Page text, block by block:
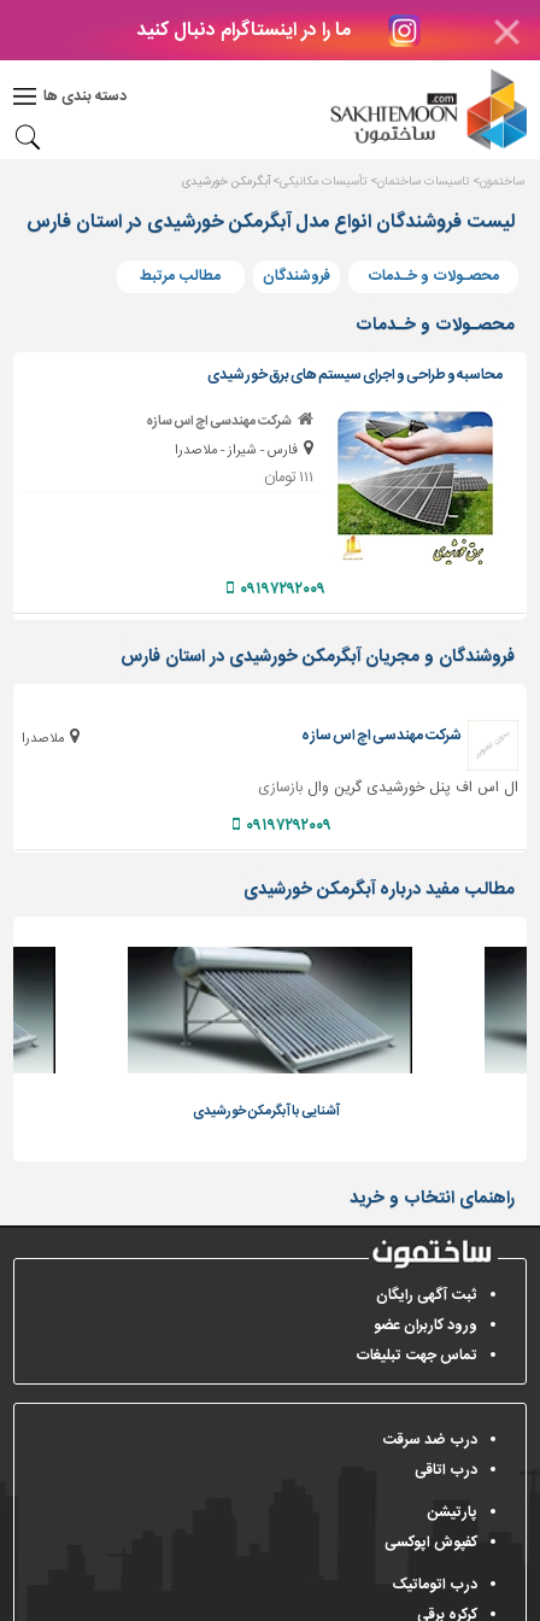
ما را در اینستاگرام دنبال کنید
دسته بندی ها
دکوراسیون
بتن
های
بتنی
و
پنجره
ساختمانی
پله،
نرده
و
حفاظ
دیوارپوش،
سرویس
ابزار،یراق
ماشین
محوطه
شهرسازی،
ترافیک
و
سازه
ساختمون تاسیسات ساختمان تأسیسات مکانیکی آبگرمکن خورشیدی
لیست فروشندگان انواع مدل آبگرمکن خورشیدی در استان فارس
محصـولات و خـدمات فروشندگان مطالب مرتبط
محصـولات و خـدمات
محاسبه و طراحی و اجرای سیستم های برق خورشیدی
شرکت مهندسی اچ اس سازه
فارس - شیراز - ملاصدرا
۱۱۱ تومان
۰۹۱۹۷۲۹۲۰۰۹
فروشندگان و مجریان آبگرمکن خورشیدی در استان فارس
ملاصدرا شرکت مهندسی اچ اس سازه
ال اس اف پنل خورشیدی گرین والبازسازی
۰۹۱۹۷۲۹۲۰۰۹
مطالب مفید درباره آبگرمکن خورشیدی
آشنایی با آبگرمکن خورشیدی
راهنمای انتخاب و خرید
ثبت آگهی رایگان
ورود کاربران عضو
تماس جهت تبلیغات
درب ضد سرقت
درب اتاقی
پارتیشن
کفپوش اپوکسی
درب اتوماتیک
کرکره برقی